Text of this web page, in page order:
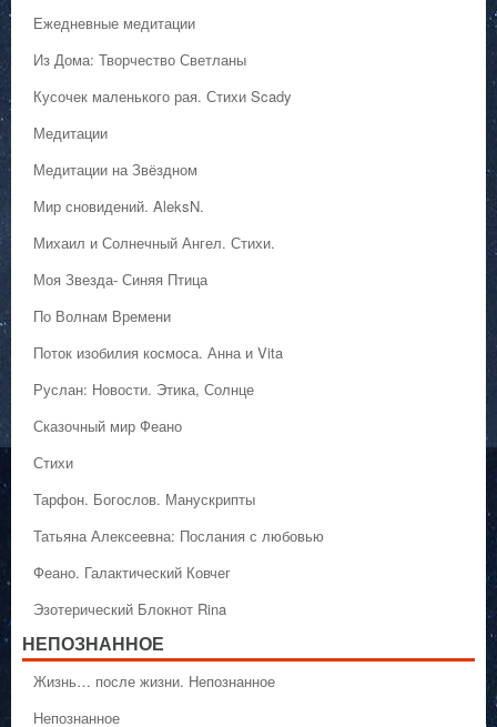
Ежедневные медитации
Из Дома: Творчество Светланы
Кусочек маленького рая. Стихи Scady
Медитации
Медитации на Звёздном
Мир сновидений. AleksN.
Михаил и Солнечный Ангел. Стихи.
Моя Звезда- Синяя Птица
По Волнам Времени
Поток изобилия космоса. Анна и Vita
Руслан: Новости. Этика, Солнце
Сказочный мир Феано
Стихи
Тарфон. Богослов. Манускрипты
Татьяна Алексеевна: Послания с любовью
Феано. Галактический Ковчег
Эзотерический Блокнот Rina
НЕПОЗНАННОЕ
Жизнь… после жизни. Непознанное
Непознанное